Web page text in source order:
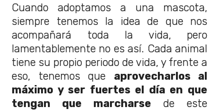
Cuando adoptamos a una mascota,
siempre tenemos la idea de que nos
acompañará toda la vida, pero
lamentablemente no es así. Cada animal
tiene su propio periodo de vida, y frente a
eso, tenemos que aprovecharlos al
máximo y ser fuertes el día en que
tengan que marcharse de este